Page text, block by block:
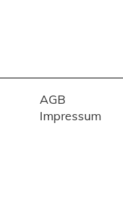
AGB
Impressum